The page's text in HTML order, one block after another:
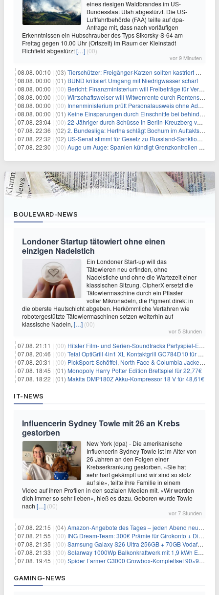
eines riesigen Waldbrandes im US-
Bundesstaat Utah abgestürzt. Die US-
Luftfahrtbehörde (FAA) teilte auf dpa-
Anfrage mit, dass nach vorläufigen
Erkenntnissen ein Hubschrauber des Typs Sikorsky-S-64 am
Freitag gegen 10.00 Uhr (Ortszeit) im Raum der Kleinstadt
Richfield abgestürzt[…] (00)
vor 9 Minuten
08.08. 00:10 | (03) Tierschützer: Freigänger-Katzen sollten kastriert werden
08.08. 00:00 | (01) BUND kritisiert Umgang mit Niedrigwasser scharf
08.08. 00:00 | (00) Bericht: Finanzministerium will Freibeträge für Vereine senken
08.08. 00:00 | (00) Wirtschaftsweiser will Witwenrente durch Rentensplitting ersetzen
08.08. 00:00 | (00) Innenministerium prüft Personalausweis ohne Adresse
08.08. 00:00 | (01) Keine Einsparungen durch Einschnitte bei behinderten Kindern
07.08. 23:04 | (00) 22-Jähriger durch Schüsse in Berlin-Kreuzberg verletzt
07.08. 22:36 | (02) 2. Bundesliga: Hertha schlägt Bochum im Auftaktspiel
07.08. 22:32 | (02) US-Senat stimmt für Gesetz zu Russland-Sanktionen
07.08. 22:30 | (00) Auge um Auge: Spanien kündigt Grenzkontrollen zu Italien an
BOULEVARD-NEWS
Londoner Startup tätowiert ohne einen
einzigen Nadelstich
Ein Londoner Start-up will das
Tätowieren neu erfinden, ohne
Nadelstiche und ohne die Wartezeit einer
klassischen Sitzung. CipherX ersetzt die
Tätowiermaschine durch ein Pflaster
voller Mikronadeln, die Pigment direkt in
die oberste Hautschicht abgeben. Herkömmliche Verfahren wie
robotergestützte Tätowiermaschinen setzen weiterhin auf
klassische Nadeln, […] (00)
vor 5 Stunden
07.08. 21:11 | (00) Hitster Film- und Serien-Soundtracks Partyspiel-Erweiterung für 6,99€
07.08. 20:46 | (00) Tefal OptiGrill 4in1 XL Kontaktgrill GC784D10 für 239,99€
07.08. 20:31 | (00) PickSport: Schöffel, North Face & Columbia Jacken ab 39,60€
07.08. 18:45 | (01) Monopoly Harry Potter Edition Brettspiel für 22,77€
07.08. 18:22 | (01) Makita DMP180Z Akku-Kompressor 18 V für 48,61€
IT-NEWS
Influencerin Sydney Towle mit 26 an Krebs
gestorben
New York (dpa) - Die amerikanische
Influencerin Sydney Towle ist im Alter von
26 Jahren an den Folgen einer
Krebserkrankung gestorben. «Sie hat
sehr hart gekämpft und wir sind so stolz
auf sie», teilte ihre Familie in einem
Video auf ihren Profilen in den sozialen Medien mit. «Wir werden
dich immer so sehr lieben», hieß es dazu. Geboren wurde Towle
nach […] (00)
vor 7 Stunden
07.08. 22:15 | (04) Amazon-Angebote des Tages – jeden Abend neue Deals zum Stöbern
07.08. 21:55 | (00) ING Dream-Team: 300€ Prämie für Girokonto + Direkt-Depot
07.08. 21:35 | (00) Samsung Galaxy S26 Ultra 256GB + 70GB Vodafone-Netz für 34,99€/Monat (effektiv 4,74€/Monat)
07.08. 21:33 | (00) Solarway 1000Wp Balkonkraftwerk mit 1,9 kWh EcoFlow-Speicher für 719€ + 30€ Filial-Gutschein
07.08. 19:45 | (00) Spider Farmer G3000 Growbox-Komplettset 90×90×180 cm für 379,99€
GAMING-NEWS